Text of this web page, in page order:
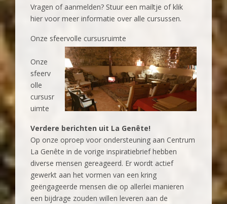
Vragen of aanmelden? Stuur een mailtje of klik
hier voor meer informatie over alle cursussen.
‍Onze sfeervolle cursusruimte
‍Onze
sfeerv
olle
cursusr
uimte
Verdere berichten uit La Genête!
Op onze oproep voor ondersteuning aan Centrum
La Genête in de vorige inspiratiebrief hebben
diverse mensen gereageerd. Er wordt actief
gewerkt aan het vormen van een kring
geëngageerde mensen die op allerlei manieren
een bijdrage zouden willen leveren aan de